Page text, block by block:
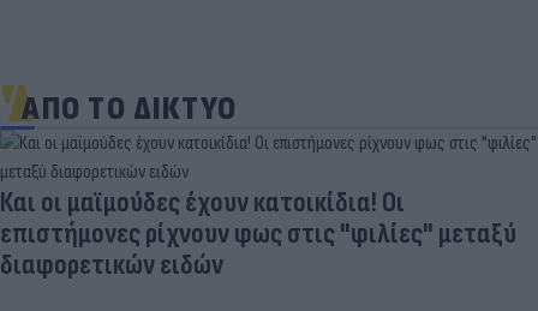
ΑΠΟ ΤΟ ΔΙΚΤΥΟ
Και οι μαϊμούδες έχουν κατοικίδια! Οι
επιστήμονες ρίχνουν φως στις "φιλίες" μεταξύ
διαφορετικών ειδών